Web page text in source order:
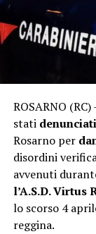
ROSARNO (RC)
stati denunciati
Rosarno per
disordini
avvenuti
l’A.S.D. Virtus
lo scorso 4
reggina.